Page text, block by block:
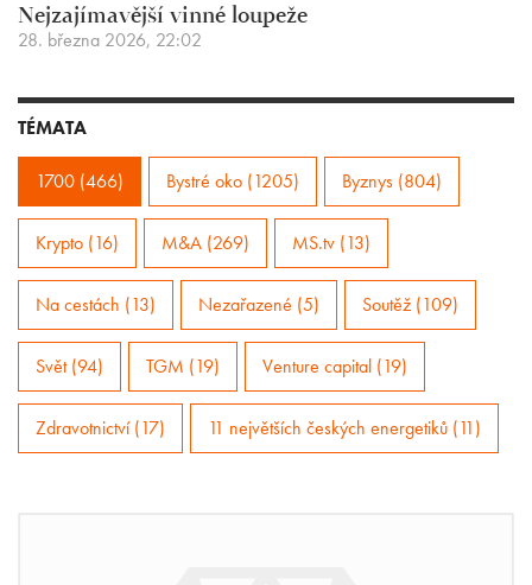
Nejzajímavější vinné loupeže
28. března 2026, 22:02
TÉMATA
1700 (466) Bystré oko (1205) Byznys (804)
Krypto (16) M&A (269) MS.tv (13)
Na cestách (13) Nezařazené (5) Soutěž (109)
Svět (94) TGM (19) Venture capital (19)
Zdravotnictví (17) 11 největších českých energetiků (11)